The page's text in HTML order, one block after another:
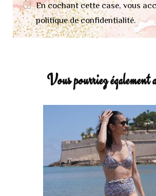
En cochant cette case, vous
politique de confidentialité.
Vous pourriez également